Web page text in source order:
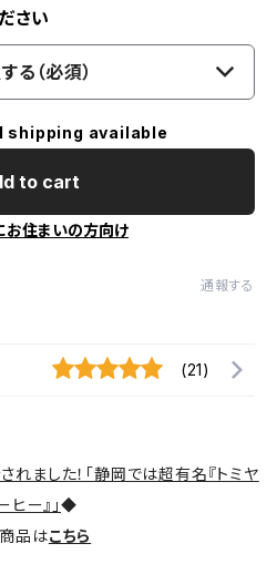
さい
る（必須）
shipping available
to cart
お住まいの方向け
通報する
(21)
れました！「静岡では超有名『トミヤ
ヒー』」◆
品はこちら